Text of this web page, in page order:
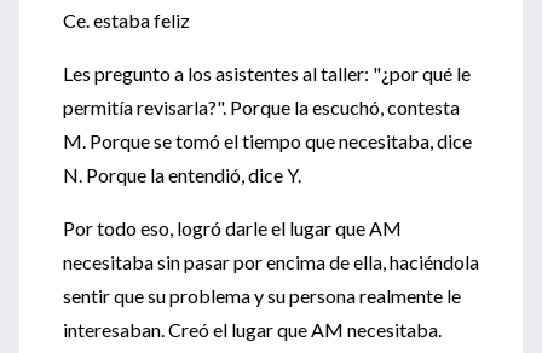
Ce. estaba feliz
Les pregunto a los asistentes al taller: "¿por qué le
permitía revisarla?". Porque la escuchó, contesta
M. Porque se tomó el tiempo que necesitaba, dice
N. Porque la entendió, dice Y.
Por todo eso, logró darle el lugar que AM
necesitaba sin pasar por encima de ella, haciéndola
sentir que su problema y su persona realmente le
interesaban. Creó el lugar que AM necesitaba.